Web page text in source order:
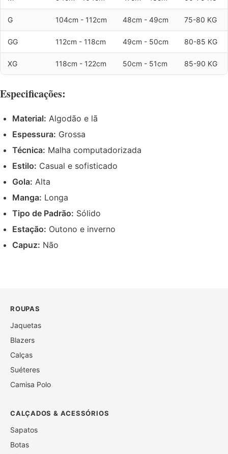
G 104cm - 112cm 48cm - 49cm 75-80 KG
GG 112cm - 118cm 49cm - 50cm 80-85 KG
XG 118cm - 122cm 50cm - 51cm 85-90 KG
Especificações:
Material: Algodão e lã
Espessura: Grossa
Técnica: Malha computadorizada
Estilo: Casual e sofisticado
Gola: Alta
Manga: Longa
Tipo de Padrão: Sólido
Estação: Outono e inverno
Capuz: Não
ROUPAS
Jaquetas
Blazers
Calças
Suéteres
Camisa Polo
CALÇADOS & ACESSÓRIOS
Sapatos
Botas